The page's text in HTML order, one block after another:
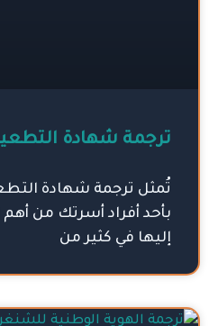
ترجمة شهادة
تُمثل ترجمة شهادة
بأحد أفراد أسرتك من أهم
إليها في كثير من